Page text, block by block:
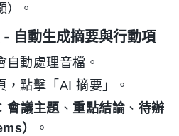
）。
自動生成摘要與行動項
自動處理音檔。
，點擊「AI 摘要」。
會議主題、 重點結論、 待辦
）
。